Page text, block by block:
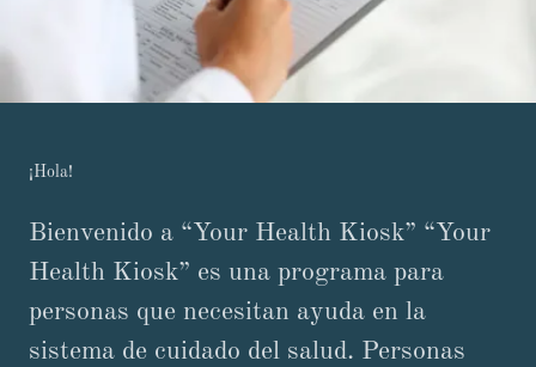
¡Hola!
Bienvenido a “Your Health Kiosk” “Your
Health Kiosk” es una programa para
personas que necesitan ayuda en la
sistema de cuidado del salud. Personas